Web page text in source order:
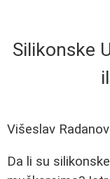
Silikonske
Višeslav Radanov
Da li su